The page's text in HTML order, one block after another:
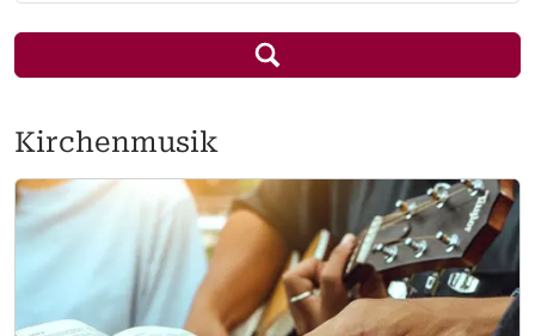
Kirchenmusik